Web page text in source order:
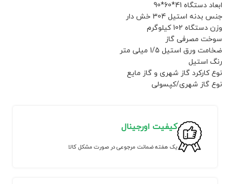
ابعاد دستگاه 41*60*90
جنس بدنه استیل 304 خش دار
وزن دستگاه 102 کیلوگرم
سوخت مصرفی گاز
ضخامت ورق استیل 1/5 میلی متر
رنگ استیل
نوع کارکرد گاز شهری و گاز مایع
نوع گاز شهری/کپسولی
کیفیت اورجینال
یک هفته ضمانت مرجوعی در صورت مشکل کالا